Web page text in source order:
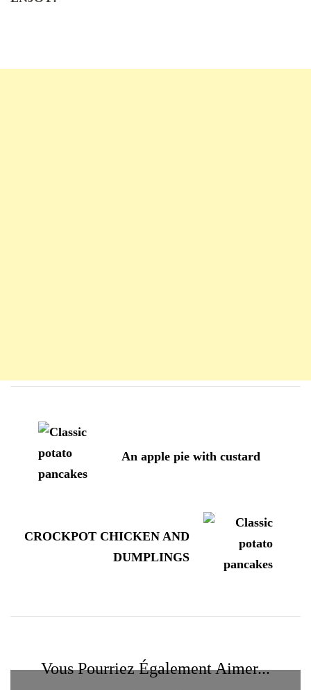
d'article
An apple pie with custard
CROCKPOT CHICKEN AND
DUMPLINGS
Vous Pourriez Également Aimer...